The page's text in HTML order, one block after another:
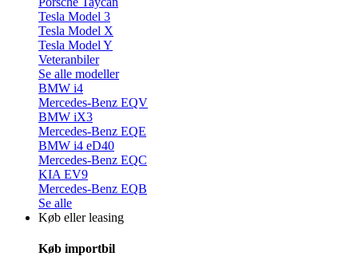
Tesla Model 3
Tesla Model X
Tesla Model Y
Veteranbiler
Se alle modeller
BMW i4
Mercedes-Benz EQV
BMW iX3
Mercedes-Benz EQE
BMW i4 eD40
Mercedes-Benz EQC
KIA EV9
Mercedes-Benz EQB
Se alle
Køb eller leasing
Køb importbil